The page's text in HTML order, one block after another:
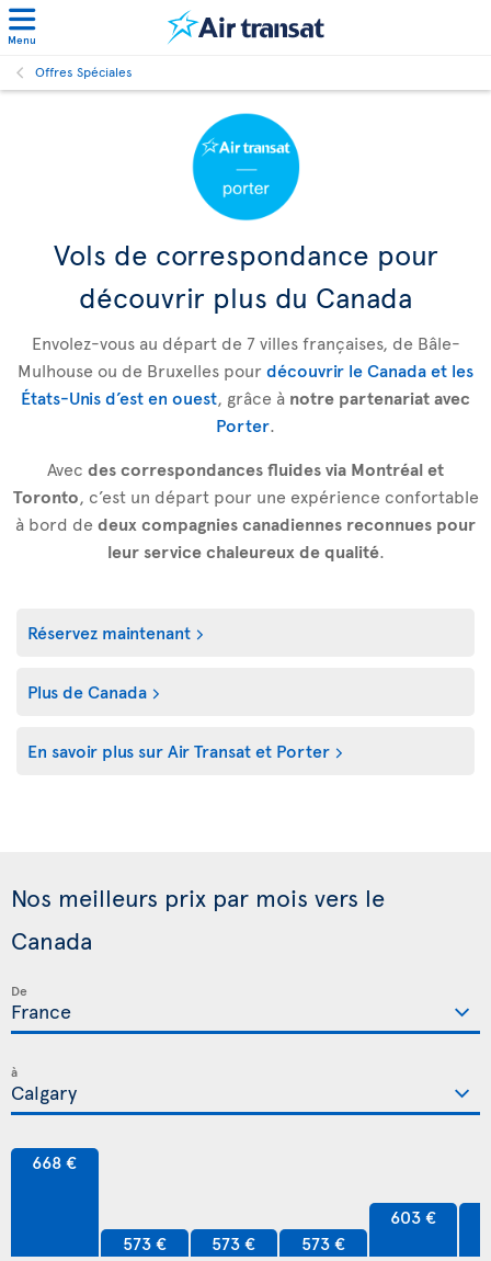
Menu
Offres Spéciales
Vols de correspondance pour
découvrir plus du Canada
Envolez-vous au départ de 7 villes françaises, de Bâle-
Mulhouse ou de Bruxelles pourdécouvrir le Canada et les
États-Unis d’est en ouest, grâce à notre partenariat avec
Porter.
Avec des correspondances fluides via Montréal et
Toronto, c’est un départ pour une expérience confortable
à bord de deux compagnies canadiennes reconnues pour
leur service chaleureux de qualité.
Réservez maintenant
Plus de Canada
En savoir plus sur Air Transat et Porter
Nos meilleurs prix par mois vers le
Canada
De
à
668 €
573 € 573 € 573 €
603 €